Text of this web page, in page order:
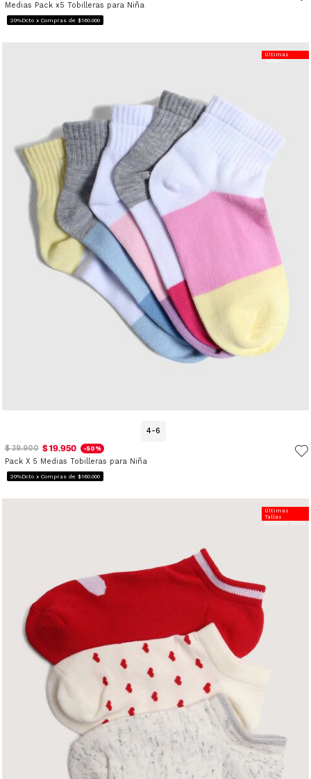
Medias Pack x5 Tobilleras para Niña
20%Dcto x Compras de $160.000
4-6
Últimas
Tallas
$ 39.900 $ 19.950 -50%
Pack X 5 Medias Tobilleras para Niña
20%Dcto x Compras de $160.000
Últimas
Tallas
20%Dcto Extra